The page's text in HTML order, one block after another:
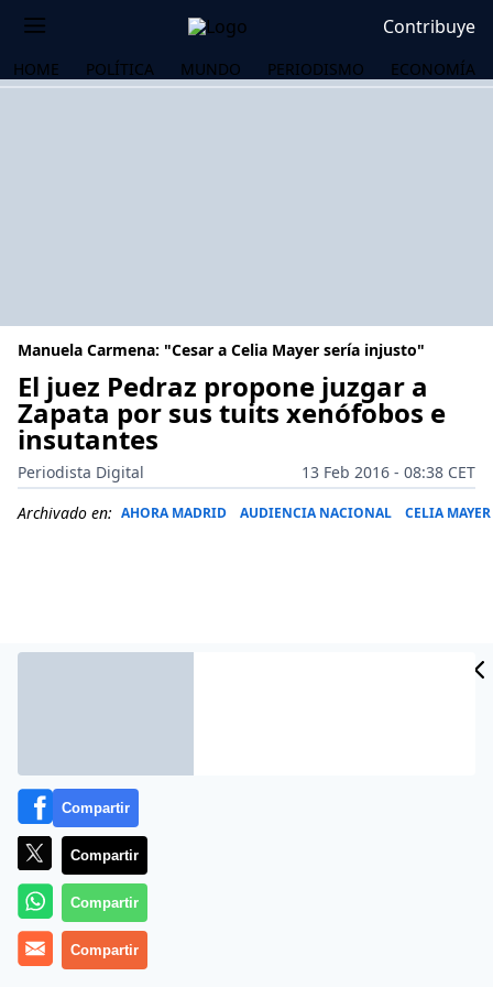
Contribuye
HOME POLÍTICA MUNDO PERIODISMO ECONOMÍA
Manuela Carmena: "Cesar a Celia Mayer sería injusto"
El juez Pedraz propone juzgar a
Zapata por sus tuits xenófobos e
insutantes
Periodista Digital
13 Feb 2016 - 08:38 CET
Archivado en: AHORA MADRID AUDIENCIA NACIONAL CELIA MAYER
Más información
Compartir
Compartir
Compartir
Compartir